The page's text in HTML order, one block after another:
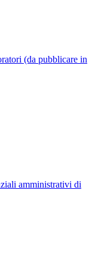
(da pubblicare in
amministrativi di